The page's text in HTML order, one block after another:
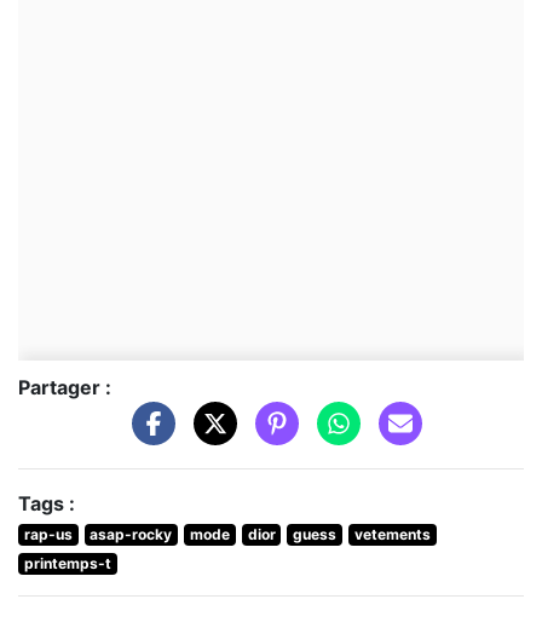
Partager :
Tags :
rap-us asap-rocky mode dior guess
vetements
printemps-t